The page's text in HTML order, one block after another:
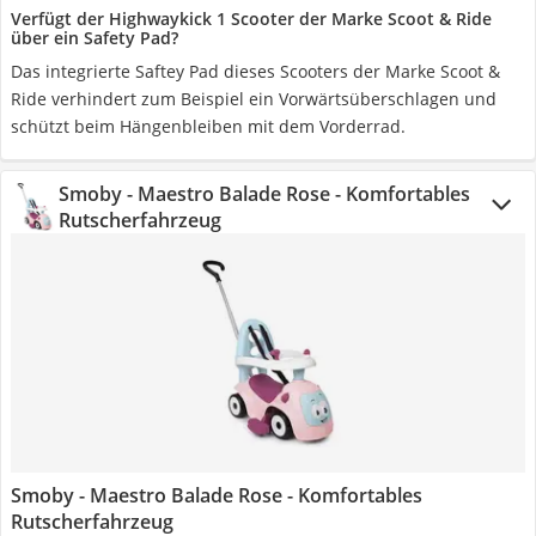
Verfügt der Highwaykick 1 Scooter der Marke Scoot & Ride
über ein Safety Pad?
Das integrierte Saftey Pad dieses Scooters der Marke Scoot &
Ride verhindert zum Beispiel ein Vorwärtsüberschlagen und
schützt beim Hängenbleiben mit dem Vorderrad.
Smoby - Maestro Balade Rose - Komfortables
Rutscherfahrzeug
Smoby - Maestro Balade Rose - Komfortables
Rutscherfahrzeug